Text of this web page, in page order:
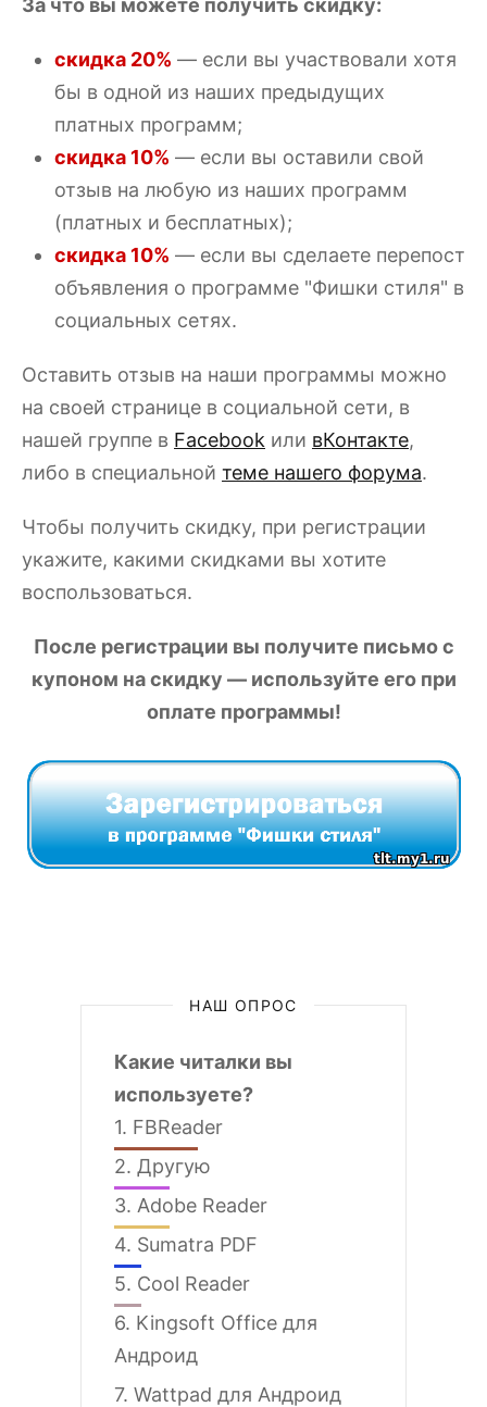
За что вы можете получить скидку:
скидка 20% — если вы участвовали хотя
бы в одной из наших предыдущих
платных программ;
скидка 10% — если вы оставили свой
отзыв на любую из наших программ
(платных и бесплатных);
скидка 10% — если вы сделаете перепост
объявления о программе "Фишки стиля" в
социальных сетях.
Оставить отзыв на наши программы можно
на своей странице в социальной сети, в
нашей группе в Facebook или вКонтакте,
либо в специальной теме нашего форума.
Чтобы получить скидку, при регистрации
укажите, какими скидками вы хотите
воспользоваться.
После регистрации вы получите письмо с
купоном на скидку — используйте его при
оплате программы!
НАШ ОПРОС
Какие читалки вы
используете?
1. FBReader
2. Другую
3. Adobe Reader
4. Sumatra PDF
5. Cool Reader
6. Kingsoft Office для
Андроид
7. Wattpad для Андроид